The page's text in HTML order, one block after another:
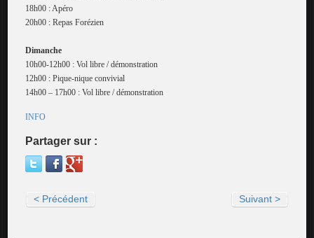
18h00 : Apéro
20h00 : Repas Forézien
Dimanche
10h00-12h00 : Vol libre / démonstration
12h00 : Pique-nique convivial
14h00 – 17h00 : Vol libre / démonstration
INFO
Partager sur :
< Précédent Suivant >